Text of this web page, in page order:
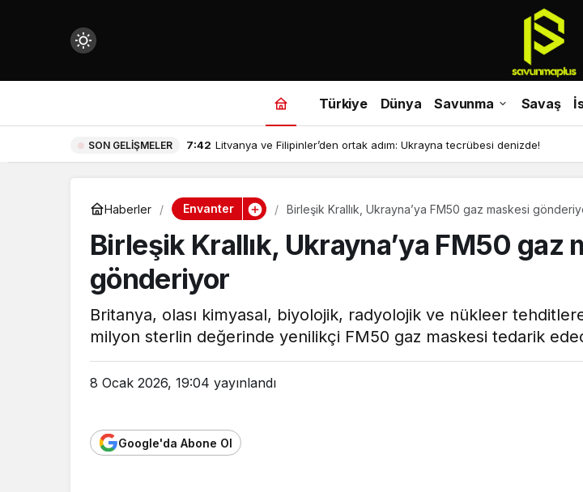
Mod
Türkiye Dünya Savunma Savaş
SON GELIŞMELER 7:42 Litvanya ve Filipinler’den ortak adım: Ukrayna tecrübesi denizde!
Haberler Envanter Birleşik Krallık, Ukrayna’ya FM50 gaz maskesi
Birleşik Krallık, Ukrayna’ya FM50 gaz
gönderiyor
Britanya, olası kimyasal, biyolojik, radyolojik ve nükleer
milyon sterlin değerinde yenilikçi FM50 gaz maskesi tedarik
8 Ocak 2026, 19:04 yayınlandı
Google'da Abone Ol